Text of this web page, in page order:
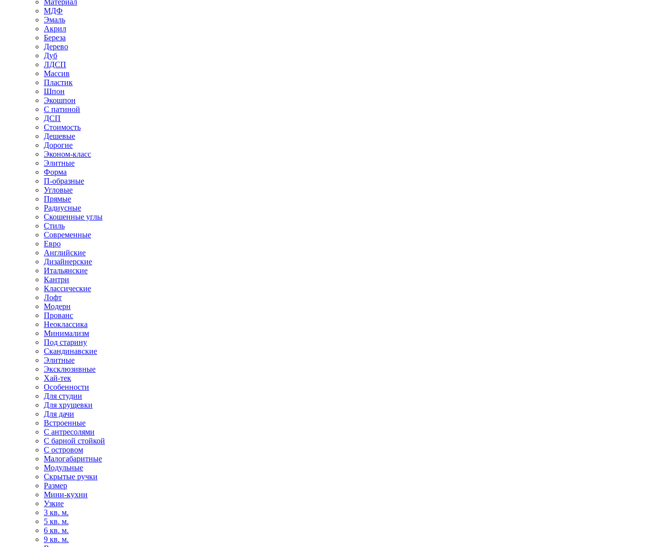
МДФ
Эмаль
Акрил
Береза
Дерево
Дуб
ЛДСП
Массив
Пластик
Шпон
Экошпон
С патиной
ДСП
Стоимость
Дешевые
Дорогие
Эконом-класс
Элитные
Форма
П-образные
Угловые
Прямые
Радиусные
Скошенные углы
Стиль
Современные
Евро
Английские
Дизайнерские
Итальянские
Кантри
Классические
Лофт
Модерн
Прованс
Неоклассика
Минимализм
Под старину
Скандинавские
Элитные
Эксклюзивные
Хай-тек
Особенности
Для студии
Для хрущевки
Для дачи
Встроенные
С антресолями
С барной стойкой
С островом
Малогабаритные
Модульные
Скрытые ручки
Размер
Мини-кухни
Узкие
3 кв. м.
5 кв. м.
6 кв. м.
9 кв. м.